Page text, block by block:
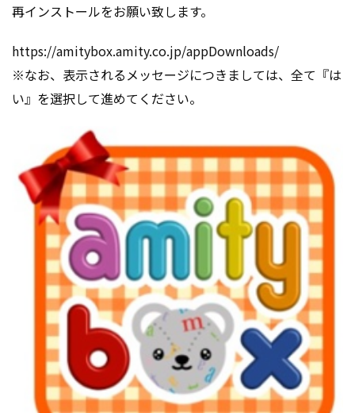
再インストールをお願い致します。
https://amitybox.amity.co.jp/appDownloads/
※なお、表示されるメッセージにつきましては、全て『は
い』を選択して進めてください。